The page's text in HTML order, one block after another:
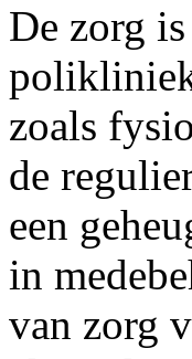
De zorg
zoals
de
een
in
van zorg